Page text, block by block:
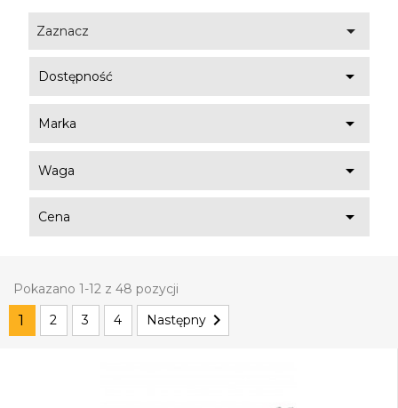
Zaznacz 
Dostępność 
Marka 
Waga 
Cena 
Pokazano 1-12 z 48 pozycji
1 2 3 4 Następny 